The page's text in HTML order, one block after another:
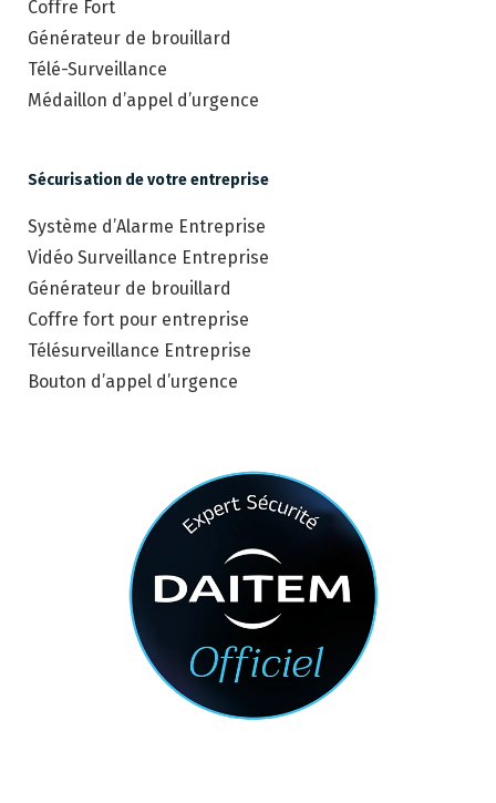
Coffre Fort
Générateur de brouillard
Télé-Surveillance
Médaillon d’appel d’urgence
Sécurisation de votre entreprise
Système d’Alarme Entreprise
Vidéo Surveillance Entreprise
Générateur de brouillard
Coffre fort pour entreprise
Télésurveillance Entreprise
Bouton d’appel d’urgence